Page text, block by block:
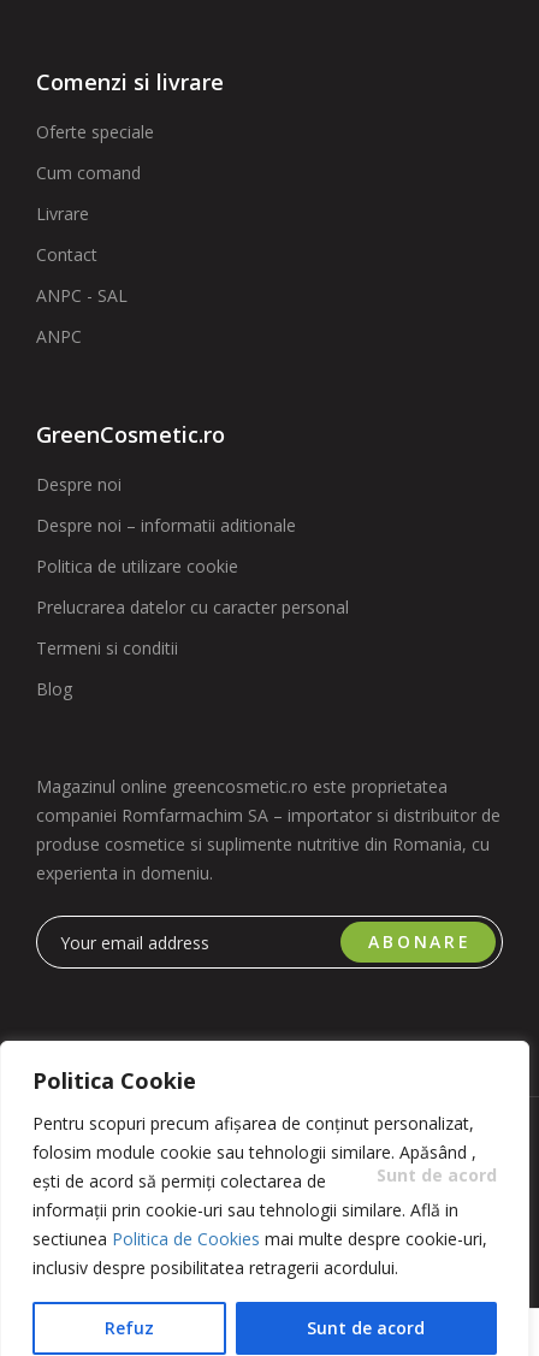
Politica Cookie
Pentru scopuri precum afișarea de conținut personalizat,
folosim module cookie sau tehnologii similare. Apăsând
Sunt de acord
,
ești de acord să permiți colectarea de
informații prin cookie-uri sau tehnologii similare. Află in
sectiunea Politica de Cookies mai multe despre cookie-uri,
inclusiv despre posibilitatea retragerii acordului.
Refuz Sunt de acord
Comenzi si livrare
Oferte speciale
Cum comand
Livrare
Contact
ANPC - SAL
ANPC
GreenCosmetic.ro
Despre noi
Despre noi – informatii aditionale
Politica de utilizare cookie
Prelucrarea datelor cu caracter personal
Termeni si conditii
Blog
Magazinul online greencosmetic.ro este proprietatea
companiei Romfarmachim SA – importator si distribuitor de
produse cosmetice si suplimente nutritive din Romania, cu
experienta in domeniu.
ABONARE
Copyright 2023 © Romfarmachim SA. Realizat de Simplio
Software